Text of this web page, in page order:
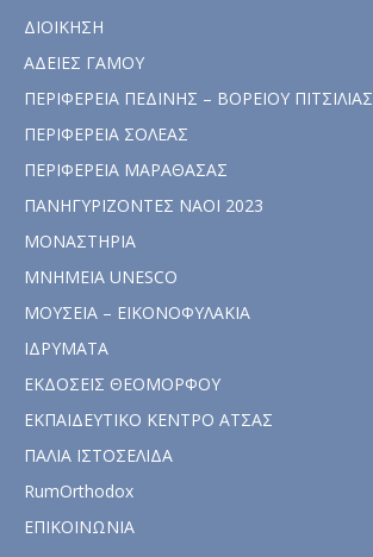
ΔΙΟΙΚΗΣΗ
ΑΔΕΙΕΣ ΓΑΜΟΥ
ΠΕΡΙΦΕΡΕΙΑ ΠΕΔΙΝΗΣ – ΒΟΡΕΙΟΥ ΠΙΤΣΙΛΙΑΣ
ΠΕΡΙΦΕΡΕΙΑ ΣΟΛΕΑΣ
ΠΕΡΙΦΕΡΕΙΑ ΜΑΡΑΘΑΣΑΣ
ΠΑΝΗΓΥΡΙΖΟΝΤΕΣ ΝΑΟΙ 2023
ΜΟΝΑΣΤΗΡΙΑ
ΜΝΗΜΕΙΑ UNESCO
ΜΟΥΣΕΙΑ – ΕΙΚΟΝΟΦΥΛΑΚΙΑ
ΙΔΡΥΜΑΤΑ
ΕΚΔΟΣΕΙΣ ΘΕΟΜΟΡΦΟΥ
ΕΚΠΑΙΔΕΥΤΙΚΟ ΚΕΝΤΡΟ ΑΤΣΑΣ
ΠΑΛΙΑ ΙΣΤΟΣΕΛΙΔΑ
RumOrthodox
ΕΠΙΚΟΙΝΩΝΙΑ